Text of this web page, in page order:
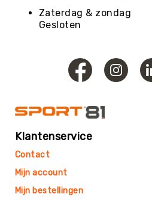
Trampolinespringen
Trendsporten
Turnen
Vechtsport
Zelfverdediging
Volleybal
Waterpolo
Zaterdag & zondag
Gesloten
Klantenservice
Contact
Mijn account
Mijn bestellingen